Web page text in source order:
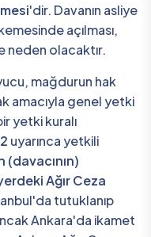
'dir. Davanın asliye
açılması,
neden olacaktır.
mağdurun hak
amacıyla genel yetki
yetki kuralı
uyarınca yetkili
(davacının)
Ağır Ceza
tutuklanıp
Ankara'da ikamet